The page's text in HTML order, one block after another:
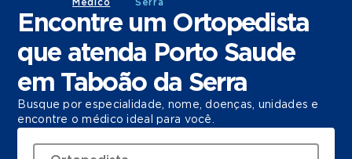
Médico
Serra
Encontre um Ortopedista
que atenda Porto Saude
em Taboão da Serra
Busque por especialidade, nome, doenças, unidades e
encontre o médico ideal para você.